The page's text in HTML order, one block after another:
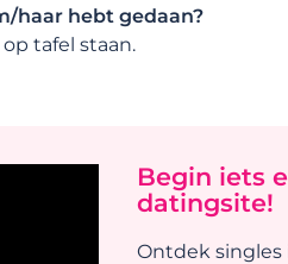
haar hebt gedaan?
tafel staan.
Begin iets
datingsite!
Ontdek singles